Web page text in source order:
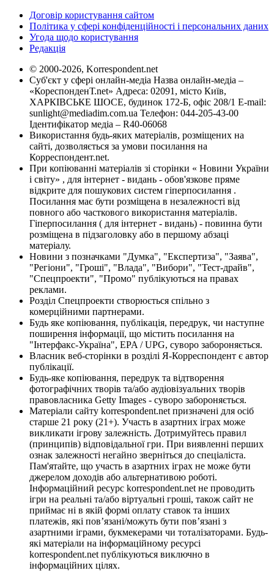
Договір користування сайтом
Політика у сфері конфіденційності і персональних даних
Угода щодо користування
Редакція
© 2000-2026, Korrespondent.net
Суб'єкт у сфері онлайн-медіа Назва онлайн-медіа –
«КореспонденТ.net» Адреса: 02091, місто Київ,
ХАРКІВСЬКЕ ШОСЕ, будинок 172-Б, офіс 208/1 E-mail:
sunlight@mediadim.com.ua Телефон: 044-205-43-00
Ідентифікатор медіа – R40-06068
Використання будь-яких матеріалів, розміщених на
сайті, дозволяється за умови посилання на
Корреспондент.net.
При копіюванні матеріалів зі сторінки « Новини України
і світу» , для інтернет - видань - обов'язкове пряме
відкрите для пошукових систем гіперпосилання .
Посилання має бути розміщена в незалежності від
повного або часткового використання матеріалів.
Гіперпосилання ( для інтернет - видань) - повинна бути
розміщена в підзаголовку або в першому абзаці
матеріалу.
Новини з позначками "Думка", "Експертиза", "Заява",
"Регіони", "Гроші", "Влада", "Вибори", "Тест-драйв",
"Спецпроекти", "Промо" публікуються на правах
реклами.
Розділ Спецпроекти створюється спільно з
комерційними партнерами.
Будь яке копіювання, публікація, передрук, чи наступне
поширення інформації, що містить посилання на
"Інтерфакс-Україна", EPA / UPG, суворо забороняється.
Власник веб-сторінки в розділі Я-Корреспондент є автор
публікації.
Будь-яке копіювання, передрук та відтворення
фотографічних творів та/або аудіовізуальних творів
правовласника Getty Images - суворо забороняється.
Матеріали сайту korrespondent.net призначені для осіб
старше 21 року (21+). Участь в азартних іграх може
викликати ігрову залежність. Дотримуйтесь правил
(принципів) відповідальної гри. При виявленні перших
ознак залежності негайно зверніться до спеціаліста.
Пам'ятайте, що участь в азартних іграх не може бути
джерелом доходів або альтернативою роботі.
Інформаційний ресурс korrespondent.net не проводить
ігри на реальні та/або віртуальні гроші, також сайт не
приймає ні в якій формі оплату ставок та інших
платежів, які пов’язані/можуть бути пов’язані з
азартними іграми, букмекерами чи тоталізаторами. Будь-
які матеріали на інформаційному ресурсі
korrespondent.net публікуються виключно в
інформаційних цілях.